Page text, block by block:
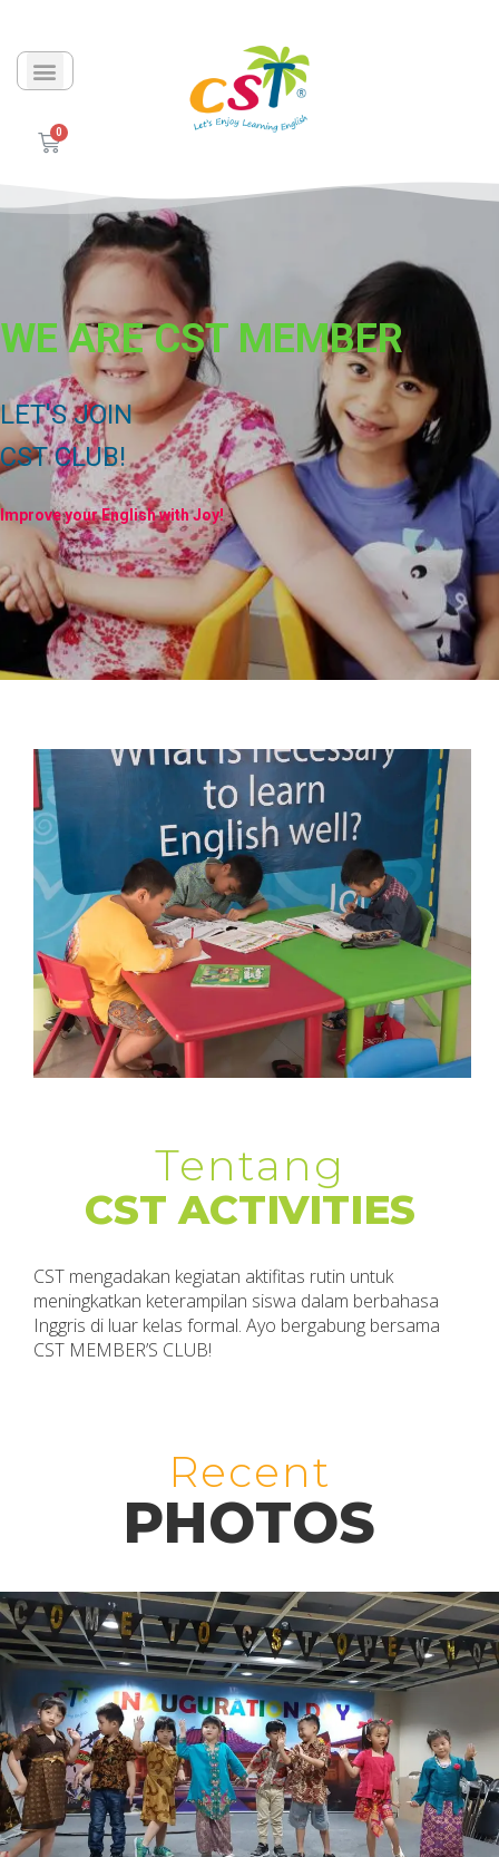
WE ARE CST MEMBER
LET'S JOIN
CST CLUB!
Improve your English with Joy!
Tentang
CST ACTIVITIES
CST mengadakan kegiatan aktifitas rutin untuk
meningkatkan keterampilan siswa dalam berbahasa
Inggris di luar kelas formal. Ayo bergabung bersama
CST MEMBER’S CLUB!
Recent
PHOTOS